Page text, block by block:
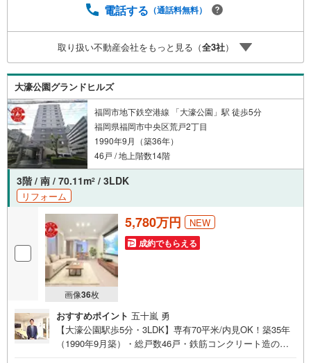
分。■アイマのサポートアイマは福岡のマンション・新築一
と提携/最長50年の返済プランもご用意平日も夜間もご見学
OK/ご自宅・最寄り駅まで送迎無料/オンライン相談OK「見
るだけ」「ローン相談だけ」でも歓迎します他社でローン
が難しいと言われた方、転職後で審査にご不安の方もご相
談ください
電話する （通話料無料）
取り扱い不動産会社をもっと見る（全3社）
大濠公園グランドヒルズ
福岡市地下鉄空港線 「大濠公園」駅 徒歩5分
福岡県福岡市中央区荒戸2丁目
1990年9月（築36年）
46戸 / 地上階数14階
3階 / 南 / 70.11m2 / 3LDK
リフォーム
画像36枚
5,780万円 NEW
成約でもらえる
おすすめポイント 五十嵐 勇
【大濠公園駅歩5分・3LDK】専有70平米/内見OK！築35年
（1990年9月築）・総戸数46戸・鉄筋コンクリート造のマ